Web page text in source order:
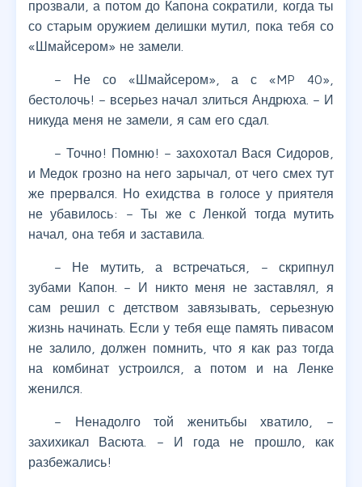
прозвали, а потом до Капона сократили, когда ты
со старым оружием делишки мутил, пока тебя со
«Шмайсером» не замели.
– Не со «Шмайсером», а с «MP 40»,
бестолочь! – всерьез начал злиться Андрюха. – И
никуда меня не замели, я сам его сдал.
– Точно! Помню! – захохотал Вася Сидоров,
и Медок грозно на него зарычал, от чего смех тут
же прервался. Но ехидства в голосе у приятеля
не убавилось: – Ты же с Ленкой тогда мутить
начал, она тебя и заставила.
– Не мутить, а встречаться, – скрипнул
зубами Капон. – И никто меня не заставлял, я
сам решил с детством завязывать, серьезную
жизнь начинать. Если у тебя еще память пивасом
не залило, должен помнить, что я как раз тогда
на комбинат устроился, а потом и на Ленке
женился.
– Ненадолго той женитьбы хватило, –
захихикал Васюта. – И года не прошло, как
разбежались!